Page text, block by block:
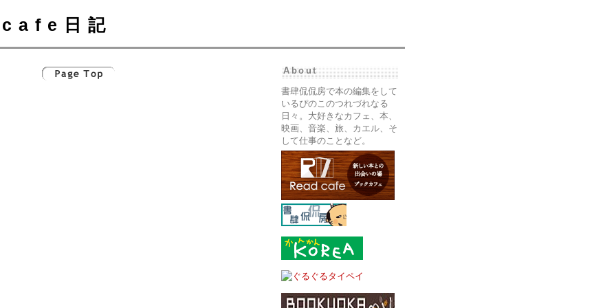
cafe日記
About
書肆侃侃房で本の編集をして
いるぴのこのつれづれなる
日々。大好きなカフェ、本、
映画、音楽、旅、カエル、そ
して仕事のことなど。